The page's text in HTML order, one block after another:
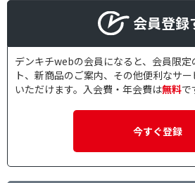
会員登録
デンキチwebの会員になると、会員限
ト、新商品のご案内、その他便利なサ
いただけます。入会費・年会費は無料で
今すぐ登録